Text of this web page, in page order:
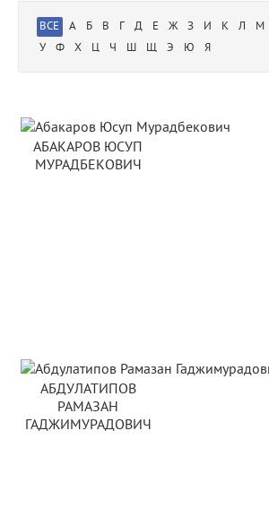
ВСЕ А Б В Г Д Е Ж З И К Л М
У
Ф Х Ц Ч Ш Щ Э Ю Я
АБАКАРОВ ЮСУП
МУРАДБЕКОВИЧ
АБДУЛАТИПОВ
РАМАЗАН
ГАДЖИМУРАДОВИЧ
Страницы